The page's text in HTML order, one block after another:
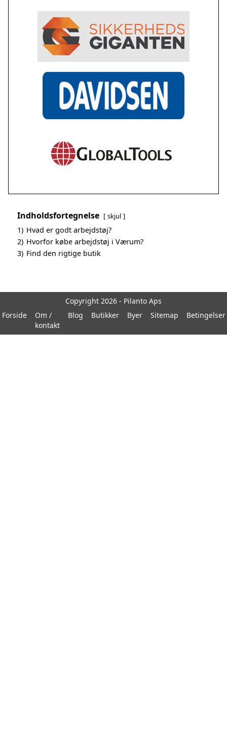
Indholdsfortegnelse skjul
1) Hvad er godt arbejdstøj?
2) Hvorfor købe arbejdstøj i Værum?
3) Find den rigtige butik
Copyright 2026 - Pilanto Aps
Forside
Om /
kontakt
Blog Butikker Byer Sitemap Betingelser